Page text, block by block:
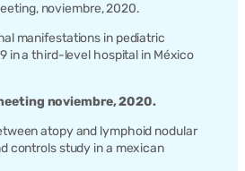
noviembre, 2020.
manifestations in pediatric
in a third-level hospital in México
noviembre, 2020.
atopy and lymphoid nodular
controls study in a mexican